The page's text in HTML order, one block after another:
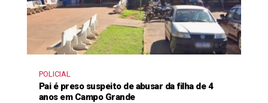
POLICIAL
Pai é preso suspeito de abusar da filha de 4
anos em Campo Grande